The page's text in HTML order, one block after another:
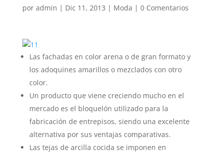
por admin | Dic 11, 2013 | Moda | 0 Comentarios
Las fachadas en color arena o de gran formato y
los adoquines amarillos o mezclados con otro
color.
Un producto que viene creciendo mucho en el
mercado es el bloquelón utilizado para la
fabricación de entrepisos, siendo una excelente
alternativa por sus ventajas comparativas.
Las tejas de arcilla cocida se imponen en